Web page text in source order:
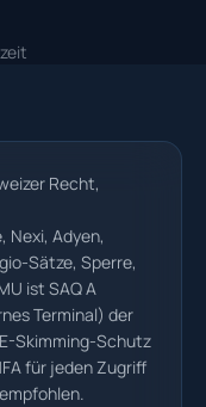
Recht,
Nexi, Adyen,
Sätze, Sperre,
ist SAQ A
Terminal) der
Skimming-Schutz
für jeden Zugriff